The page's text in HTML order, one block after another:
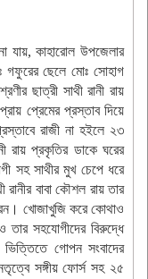
যায়, কাহারোল উপজেলার
গফুরের ছেলে মোঃ সোহাগ
ছাত্রী সাথী রানী রায়
প্রেমের প্রস্তাব দিয়ে
রাজী না হইলে ২৩
রায় প্রকৃতির ডাকে ঘরের
সহ সাথীর মুখ চেপে ধরে
বাবা কৌশল রায় তার
খোজাখুজি করে কোথাও
তার সহযোগীদের বিরুদ্ধে
গোপন সংবাদের
সঙ্গীয় ফোর্স সহ ২৫